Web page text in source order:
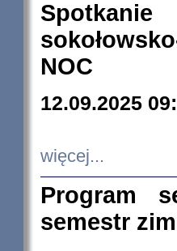
NOC
12.09.2025
więcej...
Program
semestr